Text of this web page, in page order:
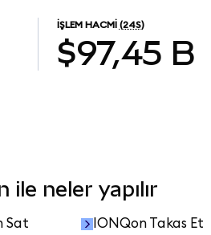
İŞLEM HACMI (24S)
$97,45 B
neler yapılır
Sat IONQon Takas Et